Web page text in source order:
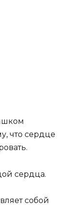
что сердце
сердца.
собой